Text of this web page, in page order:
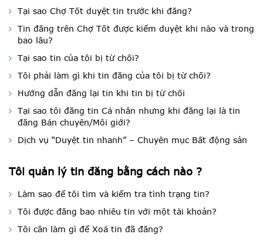
Tại sao Chợ Tốt duyệt tin trước khi đăng?
Tin đăng trên Chợ Tốt được kiểm duyệt khi nào và trong
bao lâu?
Tại sao tin của tôi bị từ chối?
Tôi phải làm gì khi tin đăng của tôi bị từ chối?
Hướng dẫn đăng lại tin khi tin bị từ chối
Tại sao tôi đăng tin Cá nhân nhưng khi đăng lại là tin
đăng Bán chuyên/Môi giới?
Dịch vụ “Duyệt tin nhanh” – Chuyên mục Bất động sản
Tôi quản lý tin đăng bằng cách nào ?
Làm sao để tôi tìm và kiểm tra tình trạng tin?
Tôi được đăng bao nhiêu tin với một tài khoản?
Tôi cần làm gì để Xoá tin đã đăng?